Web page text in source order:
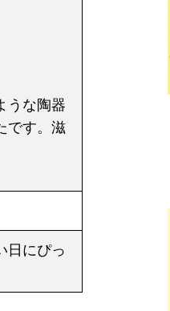
うな陶器
です。滋
日にぴっ